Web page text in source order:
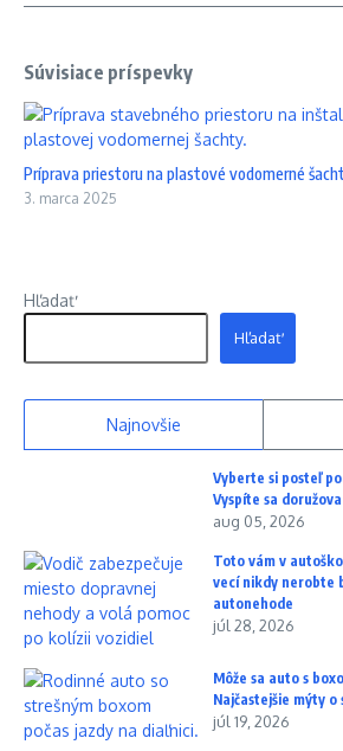
Súvisiace príspevky
Príprava priestoru na plastové vodomerné
3. marca 2025
Hľadať
Hľadať
Najnovšie
Vyberte si posteľ
Vyspíte sa doružova
aug 05, 2026
Toto vám v
vecí nikdy nerobte
autonehode
júl 28, 2026
Môže sa auto s
Najčastejšie mýty o
júl 19, 2026